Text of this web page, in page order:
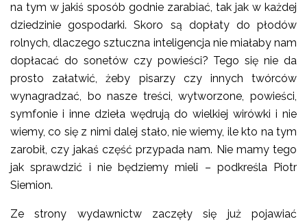
na tym w jakiś sposób godnie zarabiać, tak jak w każdej
dziedzinie gospodarki. Skoro są dopłaty do płodów
rolnych, dlaczego sztuczna inteligencja nie miałaby nam
dopłacać do sonetów czy powieści? Tego się nie da
prosto załatwić, żeby pisarzy czy innych twórców
wynagradzać, bo nasze treści, wytworzone, powieści,
symfonie i inne dzieła wędrują do wielkiej wirówki i nie
wiemy, co się z nimi dalej stało, nie wiemy, ile kto na tym
zarobił, czy jakaś część przypada nam. Nie mamy tego
jak sprawdzić i nie będziemy mieli – podkreśla Piotr
Siemion.
Ze strony wydawnictw zaczęły się już pojawiać